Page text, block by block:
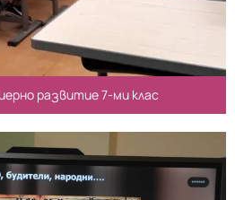
развитие 7-ми клас